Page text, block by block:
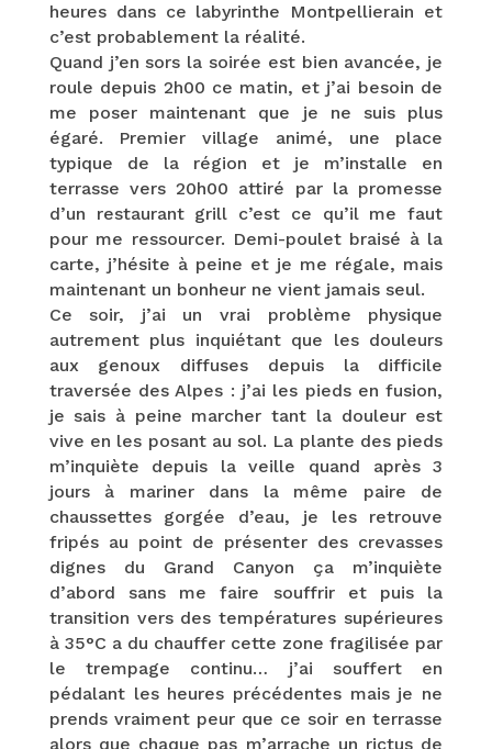
heures dans ce labyrinthe Montpellierain et
c’est probablement la réalité.
Quand j’en sors la soirée est bien avancée, je
roule depuis 2h00 ce matin, et j’ai besoin de
me poser maintenant que je ne suis plus
égaré. Premier village animé, une place
typique de la région et je m’installe en
terrasse vers 20h00 attiré par la promesse
d’un restaurant grill c’est ce qu’il me faut
pour me ressourcer. Demi-poulet braisé à la
carte, j’hésite à peine et je me régale, mais
maintenant un bonheur ne vient jamais seul.
Ce soir, j’ai un vrai problème physique
autrement plus inquiétant que les douleurs
aux genoux diffuses depuis la difficile
traversée des Alpes : j’ai les pieds en fusion,
je sais à peine marcher tant la douleur est
vive en les posant au sol. La plante des pieds
m’inquiète depuis la veille quand après 3
jours à mariner dans la même paire de
chaussettes gorgée d’eau, je les retrouve
fripés au point de présenter des crevasses
dignes du Grand Canyon ça m’inquiète
d’abord sans me faire souffrir et puis la
transition vers des températures supérieures
à 35°C a du chauffer cette zone fragilisée par
le trempage continu… j’ai souffert en
pédalant les heures précédentes mais je ne
prends vraiment peur que ce soir en terrasse
alors que chaque pas m’arrache un rictus de